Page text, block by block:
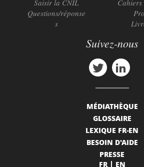
Saisir la CNIL
Questions/réponse
s
Suivez-nous
MÉDIATHÈQUE
GLOSSAIRE
LEXIQUE FR-EN
BESOIN D'AIDE
PRESSE
FR
EN